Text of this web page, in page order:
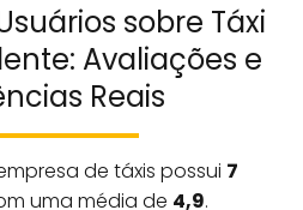
sobre Táxi
Avaliações e
Reais
de táxis possui 7
uma média de 4,9.